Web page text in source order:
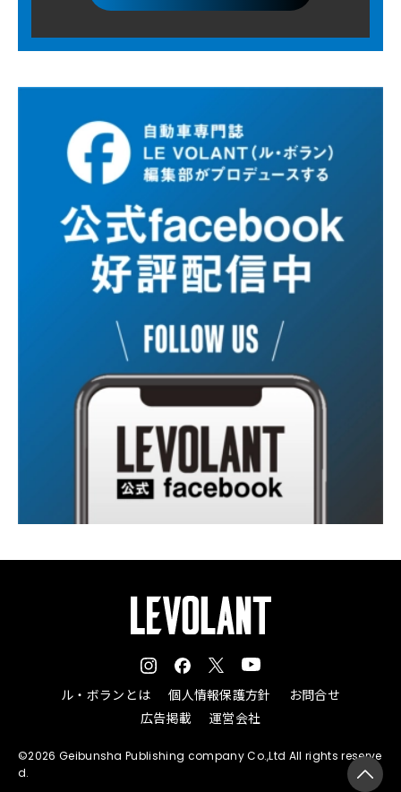
ル・ボランとは 個人情報保護方針
お問合せ
広告掲載
運営会社
©2026 Geibunsha Publishing company Co.,Ltd All rights reserve
d.